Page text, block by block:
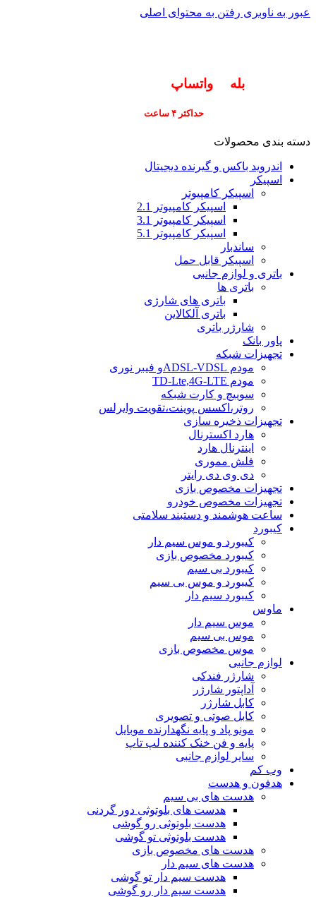
عبور به ناوبری رفتن به محتوای اصلی
بله واتساپ
حداکثر ۴ ساعت
دسته بندی محصولات
اندروید باکس و گیرنده دیجیتال
اسپیکر
اسپیکر کامپیوتر
اسپیکر کامپیوتر 2.1
اسپیکر کامپیوتر 3.1
اسپیکر کامپیوتر 5.1
ساندبار
اسپیکر قابل حمل
باتری و لوازم جانبی
باتری ها
باتری های شارژی
باتری آلکالاین
شارژر باتری
پاور بانک
تجهیزات شبکه
مودم ADSL-VDSLو فیبر نوری
مودم TD-Lte,4G-LTE
سوییچ و کارت شبکه
روتر،اکسس پوینت،تقویت وایرلس
تجهیزات ذخیره سازی
هارد اکسترنال
اینترنال هارد
فلش مموری
دی وی دی رایتر
تجهیزات مخصوص بازی
تجهیزات مخصوص خودرو
ساعت هوشمند و دستبند سلامتی
کیبورد
کیبورد و موس سیم دار
کیبورد مخصوص بازی
کیبورد بی سیم
کیبورد و موس بی سیم
کیبورد سیم دار
ماوس
موس سیم دار
موس بی سیم
موس مخصوص بازی
لوازم جانبی
شارژر فندکی
آداپتور شارژر
کابل شارژر
کابل صوتی و تصویری
مونو پاد و پایه نگهدارنده موبایل
پایه و فن خنک کننده لپ تاپ
سایر لوازم جانبی
وب کم
هدفون و هدست
هدست های بی سیم
هدست های بلوتوثی دور گردنی
هدست بلوتوثی رو گوشی
هدست بلوتوثی تو گوشی
هدست های مخصوص بازی
هدست های سیم دار
هدست سیم دار تو گوشی
هدست سیم دار رو گوشی